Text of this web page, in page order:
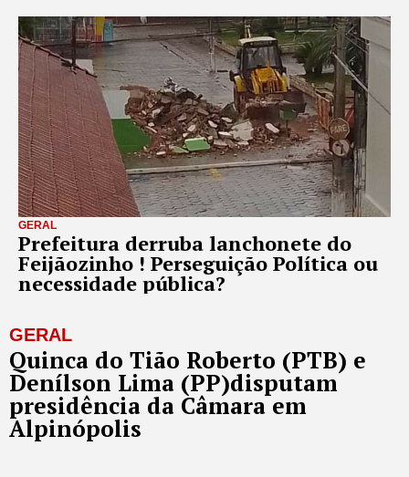
GERAL
Prefeitura derruba lanchonete do
Feijãozinho ! Perseguição Política ou
necessidade pública?
GERAL
Quinca do Tião Roberto (PTB) e
Denílson Lima (PP)disputam
presidência da Câmara em
Alpinópolis